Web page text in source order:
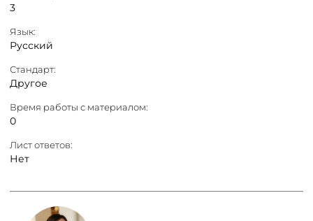
3
Язык:
Русский
Стандарт:
Другое
Время работы с материалом:
0
Лист ответов:
Нет